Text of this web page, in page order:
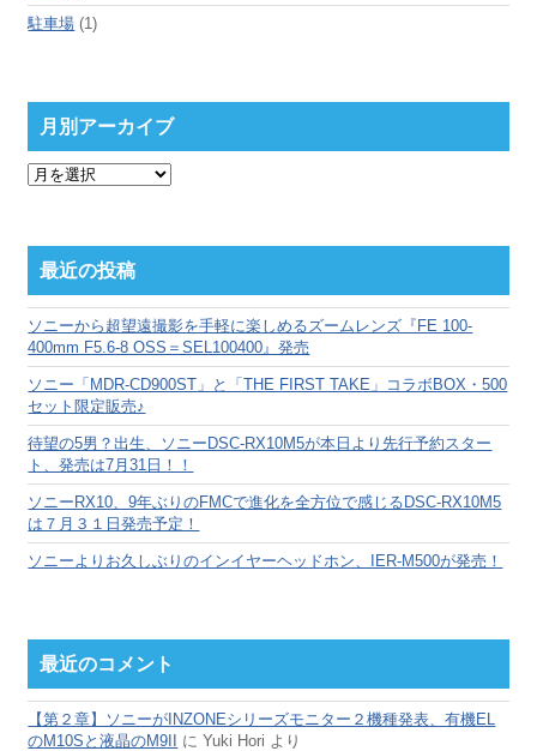
駐車場 (1)
月別アーカイブ
月
カ
ブ
最近の投稿
ソニーから超望遠撮影を手軽に楽しめるズームレンズ『FE 100-
400mm F5.6-8 OSS＝SEL100400』発売
ソニー「MDR-CD900ST」と「THE FIRST TAKE」コラボBOX・500
セット限定販売♪
待望の5男？出生、ソニーDSC-RX10M5が本日より先行予約スター
ト、発売は7月31日！！
ソニーRX10、9年ぶりのFMCで進化を全方位で感じるDSC-RX10M5
は７月３１日発売予定！
ソニーよりお久しぶりのインイヤーヘッドホン、IER-M500が発売！
最近のコメント
【第２章】ソニーがINZONEシリーズモニター２機種発表、有機EL
のM10Sと液晶のM9II
にYuki Hori より